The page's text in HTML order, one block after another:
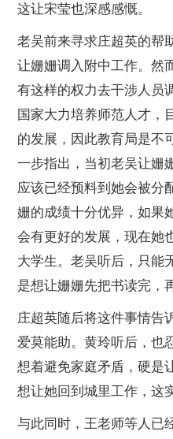
这让宋莹也深感感慨。
老吴前来寻求庄超英的帮
让姗姗调入附中工作。然
有这样的权力去干涉人员
国家大力培养师范人才，
的发展，因此教育局是不
一步指出，当初老吴让姗
应该已经预料到她会被分
姗的成绩十分优异，如果
会有更好的发展，现在她
大学生。老吴听后，只能
是想让姗姗先把书读完，
庄超英随后将这件事情告
爱莫能助。黄玲听后，也
想着避免家庭矛盾，硬是
想让她回到城里工作，这
与此同时，王老师等人已